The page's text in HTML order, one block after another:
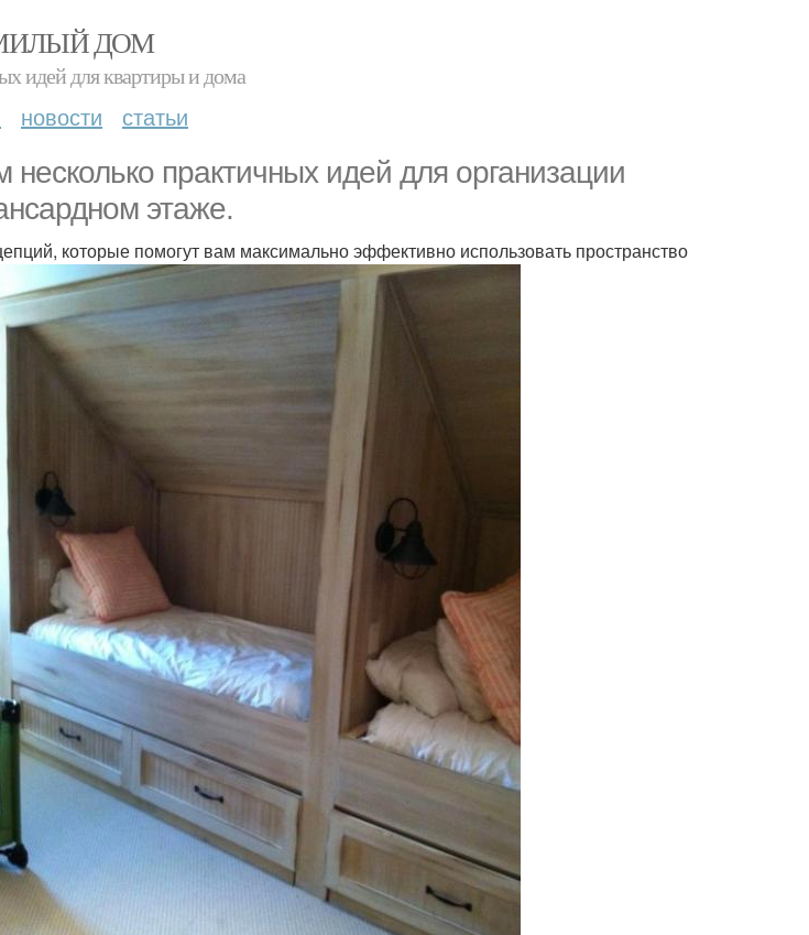
ДОМ
идей для квартиры и дома
новости статьи
практичных идей для организации
этаже.
которые помогут вам максимально эффективно использовать пространство